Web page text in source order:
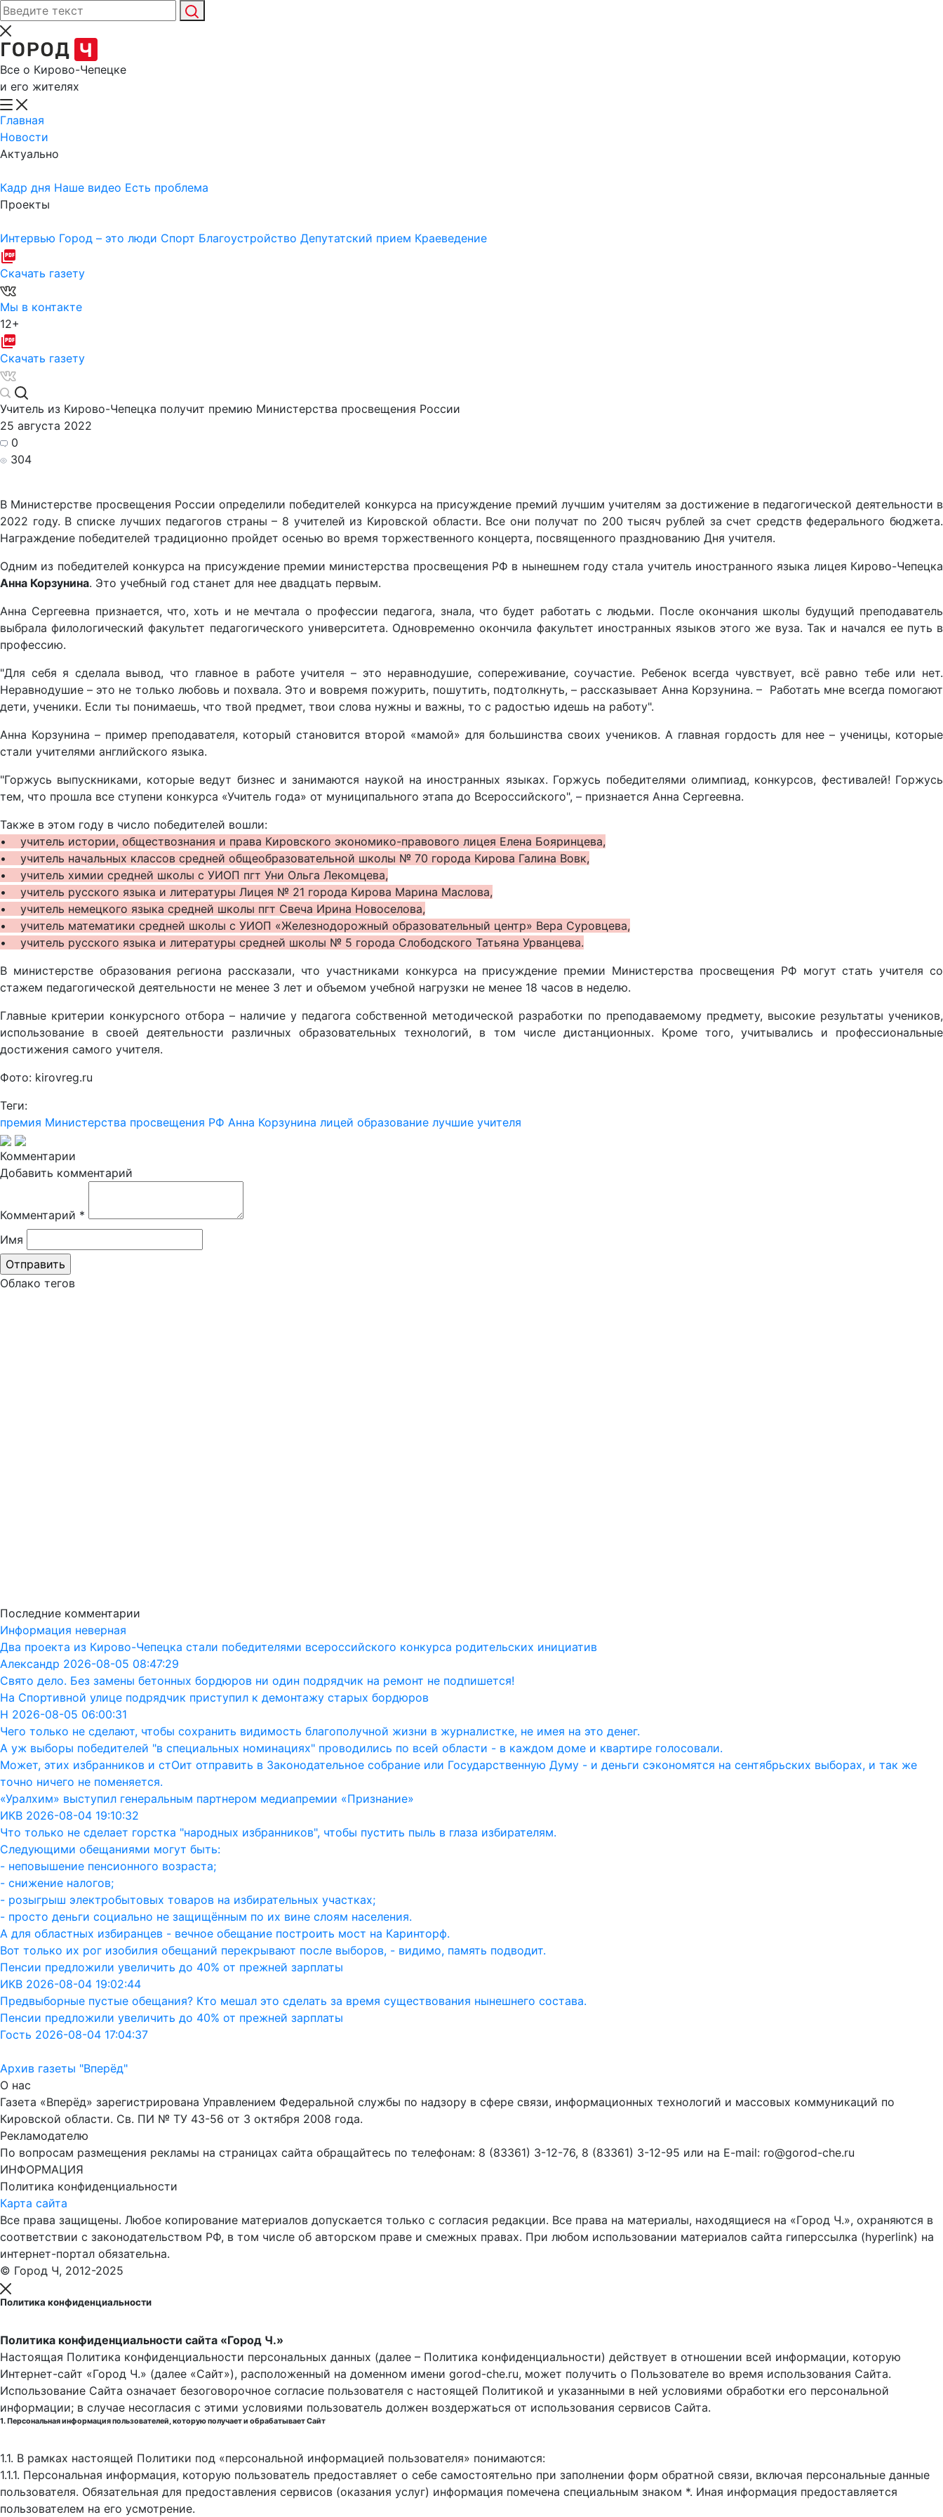
Все о Кирово-Чепецке
и его жителях
Главная
Новости
Актуально
Кадр дня Наше видео Есть проблема
Проекты
Интервью Город – это люди Спорт Благоустройство Депутатский прием Краеведение
Скачать газету
Мы в контакте
12+
Скачать газету
Учитель из Кирово-Чепецка получит премию Министерства просвещения России
25 августа 2022
0
304
В Министерстве просвещения России определили победителей конкурса на присуждение премий лучшим учителям за достижение в педагогической деятельности в
2022 году. В списке лучших педагогов страны – 8 учителей из Кировской области. Все они получат по 200 тысяч рублей за счет средств федерального бюджета.
Награждение победителей традиционно пройдет осенью во время торжественного концерта, посвященного празднованию Дня учителя.
Одним из победителей конкурса на присуждение премии министерства просвещения РФ в нынешнем году стала учитель иностранного языка лицея Кирово-Чепецка
Анна Корзунина. Это учебный год станет для нее двадцать первым.
Анна Сергеевна признается, что, хоть и не мечтала о профессии педагога, знала, что будет работать с людьми. После окончания школы будущий преподаватель
выбрала филологический факультет педагогического университета. Одновременно окончила факультет иностранных языков этого же вуза. Так и начался ее путь в
профессию.
"Для себя я сделала вывод, что главное в работе учителя – это неравнодушие, сопереживание, соучастие. Ребенок всегда чувствует, всё равно тебе или нет.
Неравнодушие – это не только любовь и похвала. Это и вовремя пожурить, пошутить, подтолкнуть, – рассказывает Анна Корзунина. – Работать мне всегда помогают
дети, ученики. Если ты понимаешь, что твой предмет, твои слова нужны и важны, то с радостью идешь на работу".
Анна Корзунина – пример преподавателя, который становится второй «мамой» для большинства своих учеников. А главная гордость для нее – ученицы, которые
стали учителями английского языка.
"Горжусь выпускниками, которые ведут бизнес и занимаются наукой на иностранных языках. Горжусь победителями олимпиад, конкурсов, фестивалей! Горжусь
тем, что прошла все ступени конкурса «Учитель года» от муниципального этапа до Всероссийского", – признается Анна Сергеевна.
Также в этом году в число победителей вошли:
• учитель истории, обществознания и права Кировского экономико-правового лицея Елена Бояринцева,
• учитель начальных классов средней общеобразовательной школы № 70 города Кирова Галина Вовк,
• учитель химии средней школы с УИОП пгт Уни Ольга Лекомцева,
• учитель русского языка и литературы Лицея № 21 города Кирова Марина Маслова,
• учитель немецкого языка средней школы пгт Свеча Ирина Новоселова,
• учитель математики средней школы с УИОП «Железнодорожный образовательный центр» Вера Суровцева,
• учитель русского языка и литературы средней школы № 5 города Слободского Татьяна Урванцева.
В министерстве образования региона рассказали, что участниками конкурса на присуждение премии Министерства просвещения РФ могут стать учителя со
стажем педагогической деятельности не менее 3 лет и объемом учебной нагрузки не менее 18 часов в неделю.
Главные критерии конкурсного отбора – наличие у педагога собственной методической разработки по преподаваемому предмету, высокие результаты учеников,
использование в своей деятельности различных образовательных технологий, в том числе дистанционных. Кроме того, учитывались и профессиональные
достижения самого учителя.
Фото: kirovreg.ru
Теги:
премия Министерства просвещения РФ Анна Корзунина лицей образование лучшие учителя
Комментарии
Добавить комментарий
Комментарий *
Имя
Облако тегов
Последние комментарии
Информация неверная
Два проекта из Кирово-Чепецка стали победителями всероссийского конкурса родительских инициатив
Александр 2026-08-05 08:47:29
Свято дело. Без замены бетонных бордюров ни один подрядчик на ремонт не подпишется!
На Спортивной улице подрядчик приступил к демонтажу старых бордюров
Н 2026-08-05 06:00:31
Чего только не сделают, чтобы сохранить видимость благополучной жизни в журналистке, не имея на это денег.
А уж выборы победителей "в специальных номинациях" проводились по всей области - в каждом доме и квартире голосовали.
Может, этих избранников и стОит отправить в Законодательное собрание или Государственную Думу - и деньги сэкономятся на сентябрьских выборах, и так же
точно ничего не поменяется.
«Уралхим» выступил генеральным партнером медиапремии «Признание»
ИКВ 2026-08-04 19:10:32
Что только не сделает горстка "народных избранников", чтобы пустить пыль в глаза избирателям.
Следующими обещаниями могут быть:
- неповышение пенсионного возраста;
- снижение налогов;
- розыгрыш электробытовых товаров на избирательных участках;
- просто деньги социально не защищённым по их вине слоям населения.
А для областных избиранцев - вечное обещание построить мост на Каринторф.
Вот только их рог изобилия обещаний перекрывают после выборов, - видимо, память подводит.
Пенсии предложили увеличить до 40% от прежней зарплаты
ИКВ 2026-08-04 19:02:44
Предвыборные пустые обещания? Кто мешал это сделать за время существования нынешнего состава.
Пенсии предложили увеличить до 40% от прежней зарплаты
Гость 2026-08-04 17:04:37
Архив газеты "Вперёд"
О нас
Газета «Вперёд» зарегистрирована Управлением Федеральной службы по надзору в сфере связи, информационных технологий и массовых коммуникаций по
Кировской области. Св. ПИ № ТУ 43-56 от 3 октября 2008 года.
Рекламодателю
По вопросам размещения рекламы на страницах сайта обращайтесь по телефонам: 8 (83361) 3-12-76, 8 (83361) 3-12-95 или на E-mail: ro@gorod-che.ru
ИНФОРМАЦИЯ
Политика конфиденциальности
Карта сайта
Все права защищены. Любое копирование материалов допускается только с согласия редакции. Все права на материалы, находящиеся на «Город Ч.», охраняются в
соответствии с законодательством РФ, в том числе об авторском праве и смежных правах. При любом использовании материалов сайта гиперссылка (hyperlink) на
интернет-портал обязательна.
© Город Ч, 2012-2025
Политика конфиденциальности
Политика конфиденциальности сайта «Город Ч.»
Настоящая Политика конфиденциальности персональных данных (далее – Политика конфиденциальности) действует в отношении всей информации, которую
Интернет-сайт «Город Ч.» (далее «Сайт»), расположенный на доменном имени gorod-che.ru, может получить о Пользователе во время использования Cайта.
Использование Сайта означает безоговорочное согласие пользователя с настоящей Политикой и указанными в ней условиями обработки его персональной
информации; в случае несогласия с этими условиями пользователь должен воздержаться от использования сервисов Сайта.
1. Персональная информация пользователей, которую получает и обрабатывает Сайт
1.1. В рамках настоящей Политики под «персональной информацией пользователя» понимаются:
1.1.1. Персональная информация, которую пользователь предоставляет о себе самостоятельно при заполнении форм обратной связи, включая персональные данные
пользователя. Обязательная для предоставления сервисов (оказания услуг) информация помечена специальным знаком *. Иная информация предоставляется
пользователем на его усмотрение.